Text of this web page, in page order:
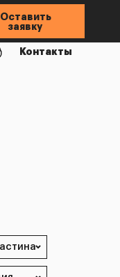
Оставить
заявку
Контакты